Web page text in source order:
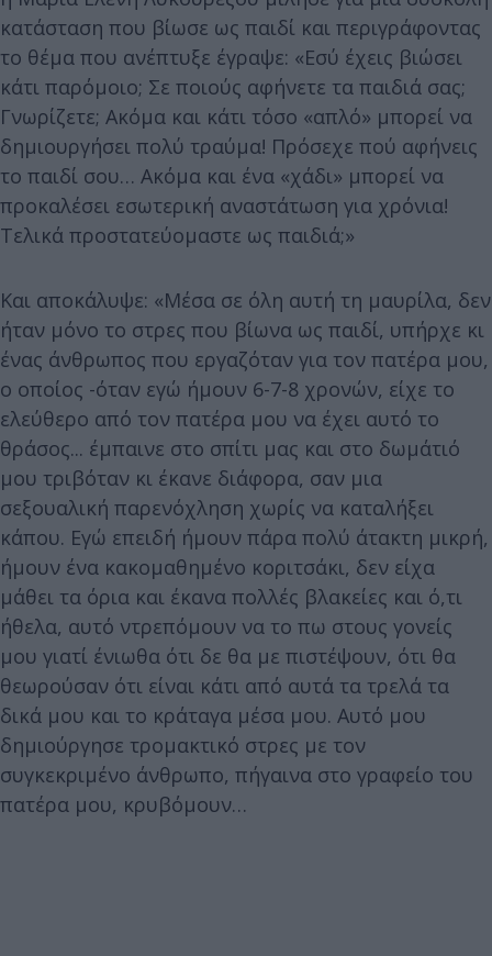
κατάσταση που βίωσε ως παιδί και περιγράφοντας
το θέμα που ανέπτυξε έγραψε: «Εσύ έχεις βιώσει
κάτι παρόμοιο; Σε ποιούς αφήνετε τα παιδιά σας;
Γνωρίζετε; Ακόμα και κάτι τόσο «απλό» μπορεί να
δημιουργήσει πολύ τραύμα! Πρόσεχε πού αφήνεις
το παιδί σου… Ακόμα και ένα «χάδι» μπορεί να
προκαλέσει εσωτερική αναστάτωση για χρόνια!
Τελικά προστατεύομαστε ως παιδιά;»
Και αποκάλυψε: «Μέσα σε όλη αυτή τη μαυρίλα, δεν
ήταν μόνο το στρες που βίωνα ως παιδί, υπήρχε κι
ένας άνθρωπος που εργαζόταν για τον πατέρα μου,
ο οποίος -όταν εγώ ήμουν 6-7-8 χρονών, είχε το
ελεύθερο από τον πατέρα μου να έχει αυτό το
θράσος... έμπαινε στο σπίτι μας και στο δωμάτιό
μου τριβόταν κι έκανε διάφορα, σαν μια
σεξουαλική παρενόχληση χωρίς να καταλήξει
κάπου. Εγώ επειδή ήμουν πάρα πολύ άτακτη μικρή,
ήμουν ένα κακομαθημένο κοριτσάκι, δεν είχα
μάθει τα όρια και έκανα πολλές βλακείες και ό,τι
ήθελα, αυτό ντρεπόμουν να το πω στους γονείς
μου γιατί ένιωθα ότι δε θα με πιστέψουν, ότι θα
θεωρούσαν ότι είναι κάτι από αυτά τα τρελά τα
δικά μου και το κράταγα μέσα μου. Αυτό μου
δημιούργησε τρομακτικό στρες με τον
συγκεκριμένο άνθρωπο, πήγαινα στο γραφείο του
πατέρα μου, κρυβόμουν…